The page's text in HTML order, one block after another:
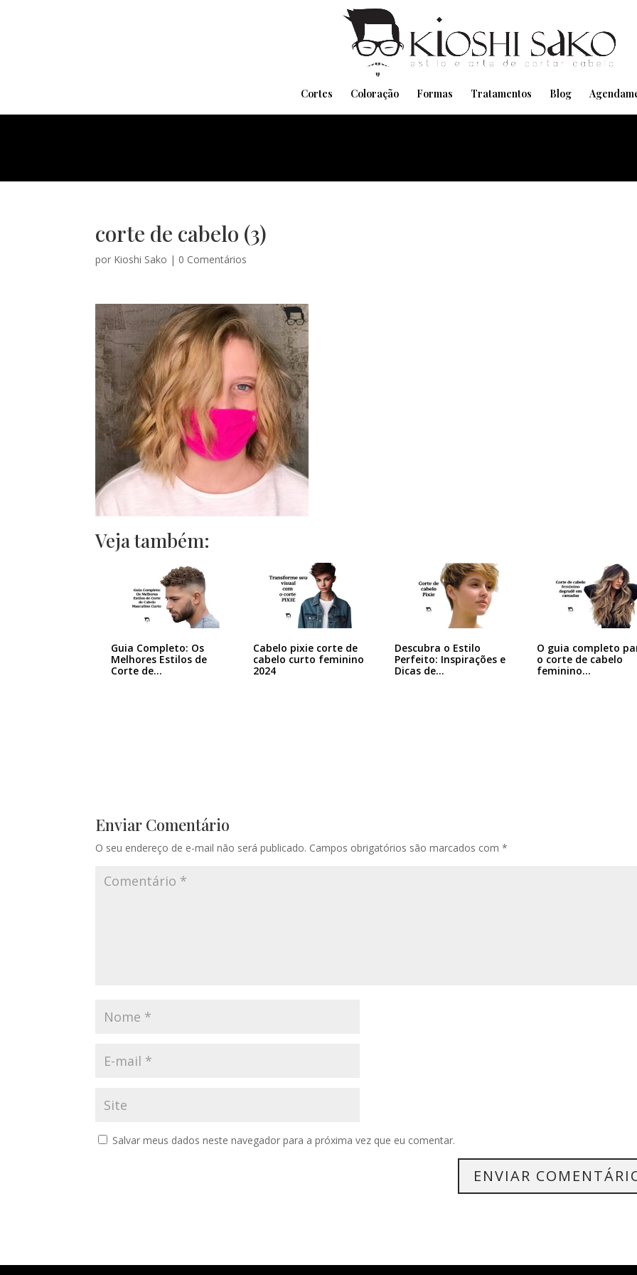
Cortes Coloração Formas Tratamentos Blog
corte de cabelo (3)
por Kioshi Sako | 0 Comentários
Veja também:
Guia Completo: Os
Melhores Estilos de
Corte de…
Cabelo pixie corte de
cabelo curto feminino
2024
Descubra o Estilo
Perfeito: Inspirações e
Dicas de…
O guia completo
o corte de cabelo
feminino…
Enviar Comentário
O seu endereço de e-mail não será publicado. Campos obrigatórios são marcados com*
Salvar meus dados neste navegador para a próxima vez que eu comentar.
Pensando em transformar seu Visual??
Agende pelo Whatsapp